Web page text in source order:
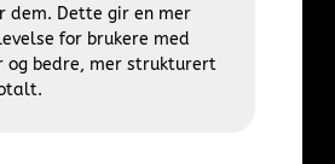
dem. Dette gir en mer
for brukere med
og bedre, mer strukturert